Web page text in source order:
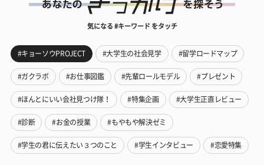
気になる #キーワード をタッチ
#キョーソウPROJECT #大学生の社会見学 #留学ロードマップ
#ガクラボ #お仕事図鑑 #先輩ロールモデル #プレゼント
#ほんとにいい会社見つけ隊！ #特集企画 #大学生正直レビュー
#診断 #お金の授業 #もやもや解決ゼミ
#学生の君に伝えたい３つのこと #学生インタビュー #恋愛特集